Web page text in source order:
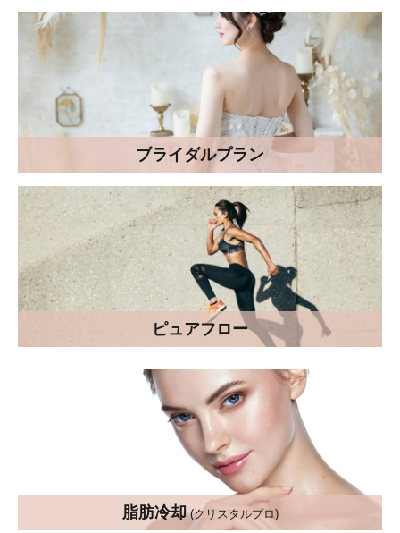
ブライダルプラン
ピュアフロー
脂肪冷却 (クリスタルプロ)